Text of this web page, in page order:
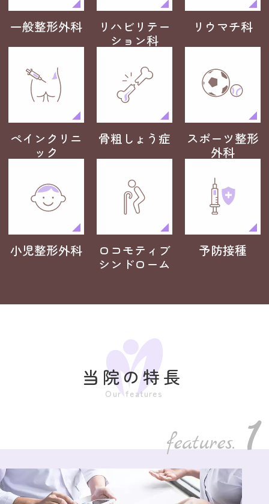
一般整形外科 リハビリテー
ション科
リウマチ科
ペインクリニ
ック
骨粗しょう症 スポーツ整形
外科
小児整形外科 ロコモティブ
シンドローム
予防接種
当院の特長